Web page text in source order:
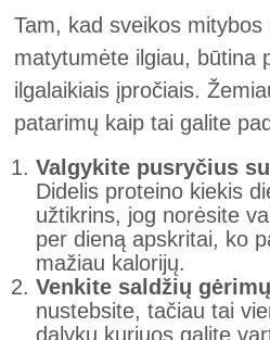
Tam, kad sveikos
matytumėte ilgiau, būtina
ilgalaikiais įpročiais.
patarimų kaip tai galite
Valgykite pusryčius
Didelis proteino kiekis
užtikrins, jog norėsite
per dieną apskritai, ko
mažiau kalorijų.
Venkite saldžių
nustebsite, tačiau tai
dalykų kuriuos galite